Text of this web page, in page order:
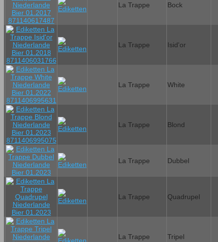
La Trappe Bock
La Trappe Isid'or
La Trappe White
La Trappe Blond
La Trappe Dubbel
La Trappe Quadrupel
La Trappe Tripel